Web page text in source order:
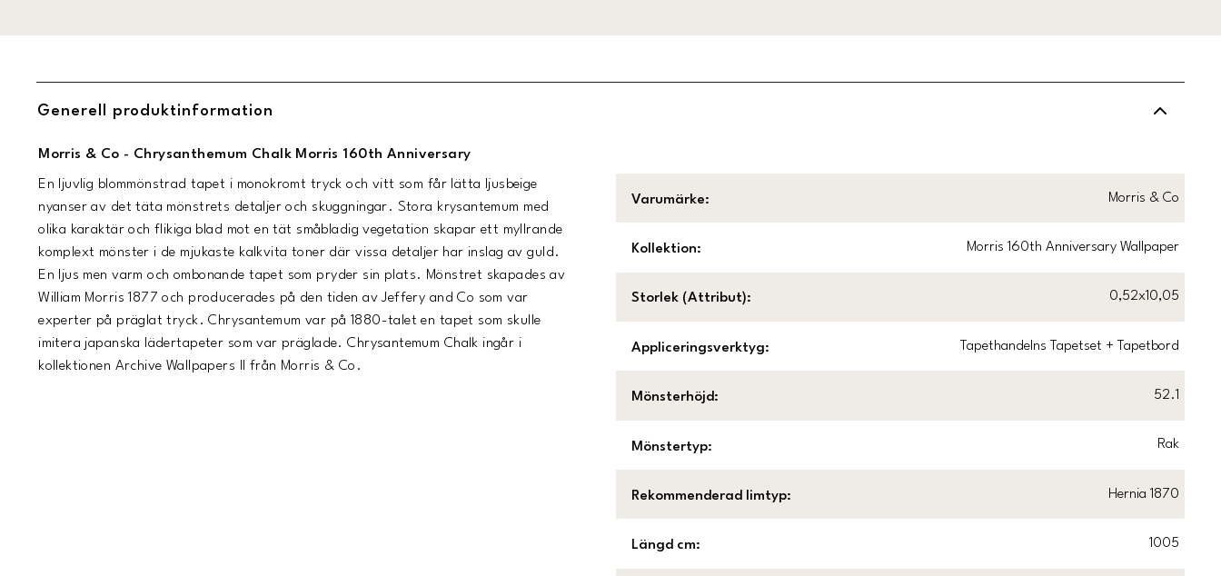
Generell produktinformation
Morris & Co - Chrysanthemum Chalk Morris 160th Anniversary
En ljuvlig blommönstrad tapet i monokromt tryck och vitt som får lätta ljusbeige
nyanser av det täta mönstrets detaljer och skuggningar. Stora krysantemum med
olika karaktär och flikiga blad mot en tät småbladig vegetation skapar ett myllrande
komplext mönster i de mjukaste kalkvita toner där vissa detaljer har inslag av guld.
En ljus men varm och ombonande tapet som pryder sin plats. Mönstret skapades av
William Morris 1877 och producerades på den tiden av Jeffery and Co som var
experter på präglat tryck. Chrysantemum var på 1880-talet en tapet som skulle
imitera japanska lädertapeter som var präglade. Chrysantemum Chalk ingår i
kollektionen Archive Wallpapers II från Morris & Co.
Varumärke: Morris & Co
Kollektion: Morris 160th Anniversary Wallpaper
Storlek (Attribut): 0,52x10,05
Appliceringsverktyg: Tapethandelns Tapetset + Tapetbord
Mönsterhöjd: 52.1
Mönstertyp: Rak
Rekommenderad limtyp: Hernia 1870
Längd cm: 1005